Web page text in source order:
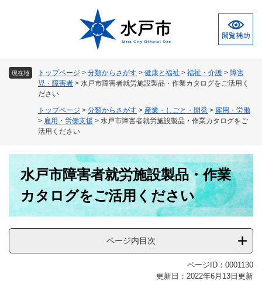
現在地 トップページ > 分類からさがす > 健康と福祉 > 福祉・介護 > 障害
児・障害者 > 水戸市障害者就労施設製品・作業カタログをご活用く
ださい
トップページ > 分類からさがす > 産業・しごと・開発 > 雇用・労働
> 雇用・労働支援 > 水戸市障害者就労施設製品・作業カタログをご
活用ください
水戸市障害者就労施設製品・作業
カタログをご活用ください
ページ内目次
ページID：0001130
更新日：2022年6月13日更新